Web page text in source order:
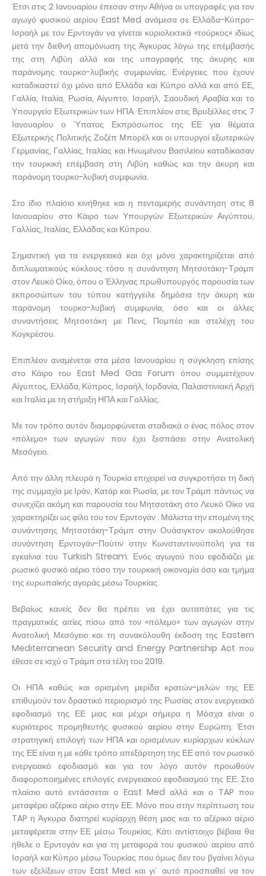
Έτσι στις 2 Ιανουαρίου έπεσαν στην Αθήνα οι υπογραφές για τον
αγωγό φυσικού αερίου East Med ανάμεσα σε Ελλάδα-Κύπρο-
Ισραήλ με τον Ερντογάν να γίνεται κυριολεκτικά «τούρκος» ιδίως
μετά την διεθνή απομόνωση της Άγκυρας λόγω της επέμβασής
της στη Λιβύη αλλά και της υπογραφής της άκυρης και
παράνομης τουρκο-λυβικής συμφωνίας. Ενέργειες που έχουν
καταδικαστεί όχι μόνο από Ελλάδα και Κύπρο αλλά και από ΕΕ,
Γαλλία, Ιταλία, Ρωσία, Αίγυπτο, Ισραήλ, Σαουδική Αραβία και το
Υπουργείο Εξωτερικών των ΗΠΑ. Επιπλέον στις Βρυξέλλες στις 7
Ιανουαρίου ο Ύπατος Εκπρόσωπος της ΕΕ για θέματα
Εξωτερικής Πολιτικής Ζοζέπ Μπορέλ και οι υπουργοί εξωτερικών
Γερμανίας, Γαλλίας, Ιταλίας και Ηνωμένου Βασιλείου καταδίκασαν
την τουρκική επέμβαση στη Λιβύη καθώς και την άκυρη και
παράνομη τουρκο-λυβική συμφωνία.
Στο ίδιο πλαίσιο κινήθηκε και η πενταμερής συνάντηση στις 8
Ιανουαρίου στο Κάιρο των Υπουργών Εξωτερικών Αιγύπτου,
Γαλλίας, Ιταλίας, Ελλάδας και Κύπρου.
Σημαντική για τα ενεργειακά και όχι μόνο χαρακτηρίζεται από
διπλωματικούς κύκλους τόσο η συνάντηση Μητσοτάκη-Τράμπ
στον Λευκό Οίκο, όπου ο Έλληνας πρωθυπουργός παρουσία των
εκπροσώπων του τύπου κατήγγειλε δημόσια την άκυρη και
παράνομη τουρκο-λυβική συμφωνία, όσο και οι άλλες
συναντήσεις Μητσοτάκη με Πενς, Πομπέο και στελέχη του
Κογκρέσου.
Επιπλέον αναμένεται στα μέσα Ιανουαρίου η σύγκληση επίσης
στο Κάιρο του East Med Gas Forum όπου συμμετέχουν
Αίγυπτος, Ελλάδα, Κύπρος, Ισραήλ, Ιορδανία, Παλαιστινιακή Αρχή
και Ιταλία με τη στήριξη ΗΠΑ και Γαλλίας.
Με τον τρόπο αυτόν διαμορφώνεται σταδιακά ο ένας πόλος στον
«πόλεμο» των αγωγών που έχει ξεσπάσει στην Ανατολική
Μεσόγειο.
Από την άλλη πλευρά η Τουρκία επιχειρεί να συγκροτήσει τη δική
της συμμαχία με Ιράν, Κατάρ και Ρωσία, με τον Τράμπ πάντως να
συνεχίζει ακόμη και παρουσία του Μητσοτάκη στο Λευκό Οίκο να
χαρακτηρίζει ως φίλο του τον Ερντογάν . Μάλιστα την επομένη της
συνάντησης Μητσοτάκη-Τράμπ στην Ουάσιγκτον ακολούθησε
συνάντηση Ερντογάν-Πούτιν στην Κωνσταντινούπολη για τα
εγκαίνια του Turkish Stream. Ενός αγωγού που εφοδιάζει με
ρωσικό φυσικό αέριο τόσο την τουρκική οικονομία όσο και τμήμα
της ευρωπαϊκής αγοράς μέσω Τουρκίας.
Βεβαίως κανείς δεν θα πρέπει να έχει αυταπάτες για τις
πραγματικές αιτίες πίσω από τον «πόλεμο» των αγωγών στην
Ανατολική Μεσόγειο και τη συνακόλουθη έκδοση της Eastern
Mediterranean Security and Energy Partnership Act που
έθεσε σε ισχύ ο Τράμπ στα τέλη του 2019.
Οι ΗΠΑ καθώς και ορισμένη μερίδα κρατών-μελών της ΕΕ
επιθυμούν τον δραστικό περιορισμό της Ρωσίας στον ενεργειακό
εφοδιασμό της ΕΕ μιας και μέχρι σήμερα η Μόσχα είναι ο
κυριότερος προμηθευτής φυσικού αερίου στην Ευρώπη. Έτσι
στρατηγική επιλογή των ΗΠΑ και ορισμένων κυρίαρχων κύκλων
της ΕΕ είναι η με κάθε τρόπο απεξάρτηση της ΕΕ από τον ρωσικό
ενεργειακό εφοδιασμό και για τον λόγο αυτόν προωθούν
διαφοροποιημένες επιλογές ενεργειακού εφοδιασμού της ΕΕ. Στο
πλαίσιο αυτό εντάσσεται ο East Med αλλά και ο TAP που
μεταφέρει αζέρικο αέριο στην ΕΕ. Μόνο που στην περίπτωση του
TAP η Άγκυρα διατηρεί κυρίαρχη θέση μιας και το αζέρικο αέριο
μεταφέρεται στην ΕΕ μέσω Τουρκίας. Κάτι αντίστοιχο βέβαια θα
ήθελε ο Ερντογάν και για τη μεταφορά του φυσικού αερίου από
Ισραήλ και Κύπρο μέσω Τουρκίας που όμως δεν του βγαίνει λόγω
των εξελίξεων στον East Med και γι΄ αυτό προσπαθεί να τον